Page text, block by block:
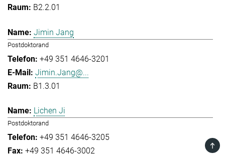
B2.2.01
Jimin Jang
Postdoktorand
+49 351 4646-3201
Jimin.Jang@...
B1.3.01
Lichen Ji
Postdoktorand
+49 351 4646-3205
+49 351 4646-3002
TOP